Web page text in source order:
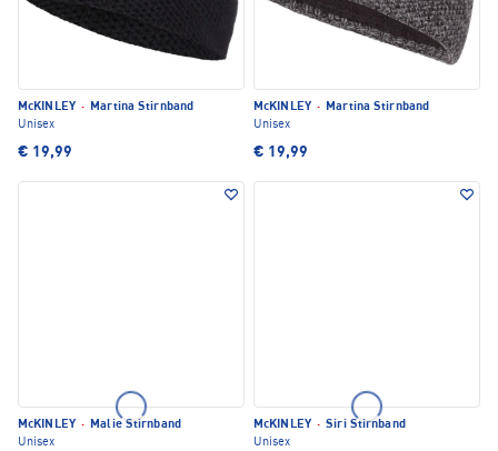
McKINLEY · Martina Stirnband
Unisex
€ 19,99
McKINLEY · Martina Stirnband
Unisex
€ 19,99
McKINLEY · Malie Stirnband
Unisex
McKINLEY · Siri Stirnband
Unisex